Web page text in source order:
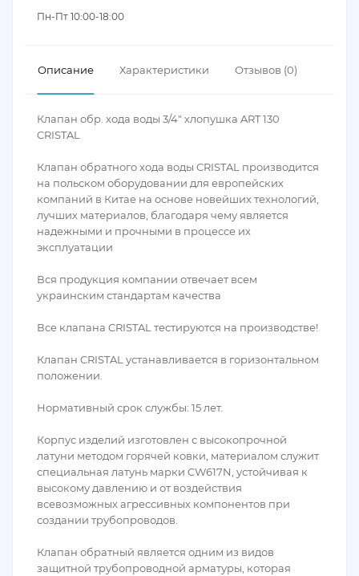
Пн-Пт 10:00-18:00
Описание Характеристики Отзывов (0)
Клапан обр. хода воды 3/4" хлопушка ART 130
CRISTAL
Клапан обратного хода воды CRISTAL производится
на польском оборудовании для европейских
компаний в Китае на основе новейших технологий,
лучших материалов, благодаря чему является
надежными и прочными в процессе их
эксплуатации
Вся продукция компании отвечает всем
украинским стандартам качества
Все клапана CRISTAL тестируются на производстве!
Клапан CRISTAL устанавливается в горизонтальном
положении.
Нормативный срок службы: 15 лет.
Корпус изделий изготовлен с высокопрочной
латуни методом горячей ковки, материалом служит
специальная латунь марки CW617N, устойчивая к
высокому давлению и от воздействия
всевозможных агрессивных компонентов при
создании трубопроводов.
Клапан обратный является одним из видов
защитной трубопроводной арматуры, которая